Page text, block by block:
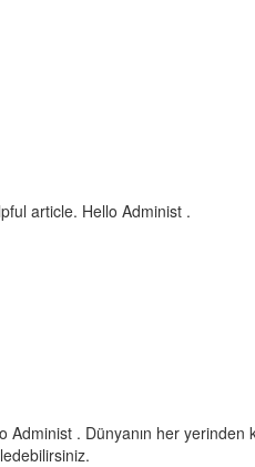
article. Hello Administ .
. Dünyanın her yerinden